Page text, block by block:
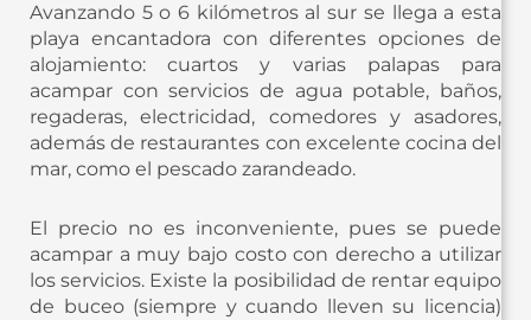
Avanzando 5 o 6 kilómetros al sur se llega a esta
playa encantadora con diferentes opciones de
alojamiento: cuartos y varias palapas para
acampar con servicios de agua potable, baños,
regaderas, electricidad, comedores y asadores,
además de restaurantes con excelente cocina del
mar, como el pescado zarandeado.
El precio no es inconveniente, pues se puede
acampar a muy bajo costo con derecho a utilizar
los servicios. Existe la posibilidad de rentar equipo
de buceo (siempre y cuando lleven su licencia)